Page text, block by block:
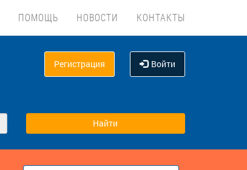
ПОМОЩЬ НОВОСТИ КОНТАКТЫ
Регистрация Войти